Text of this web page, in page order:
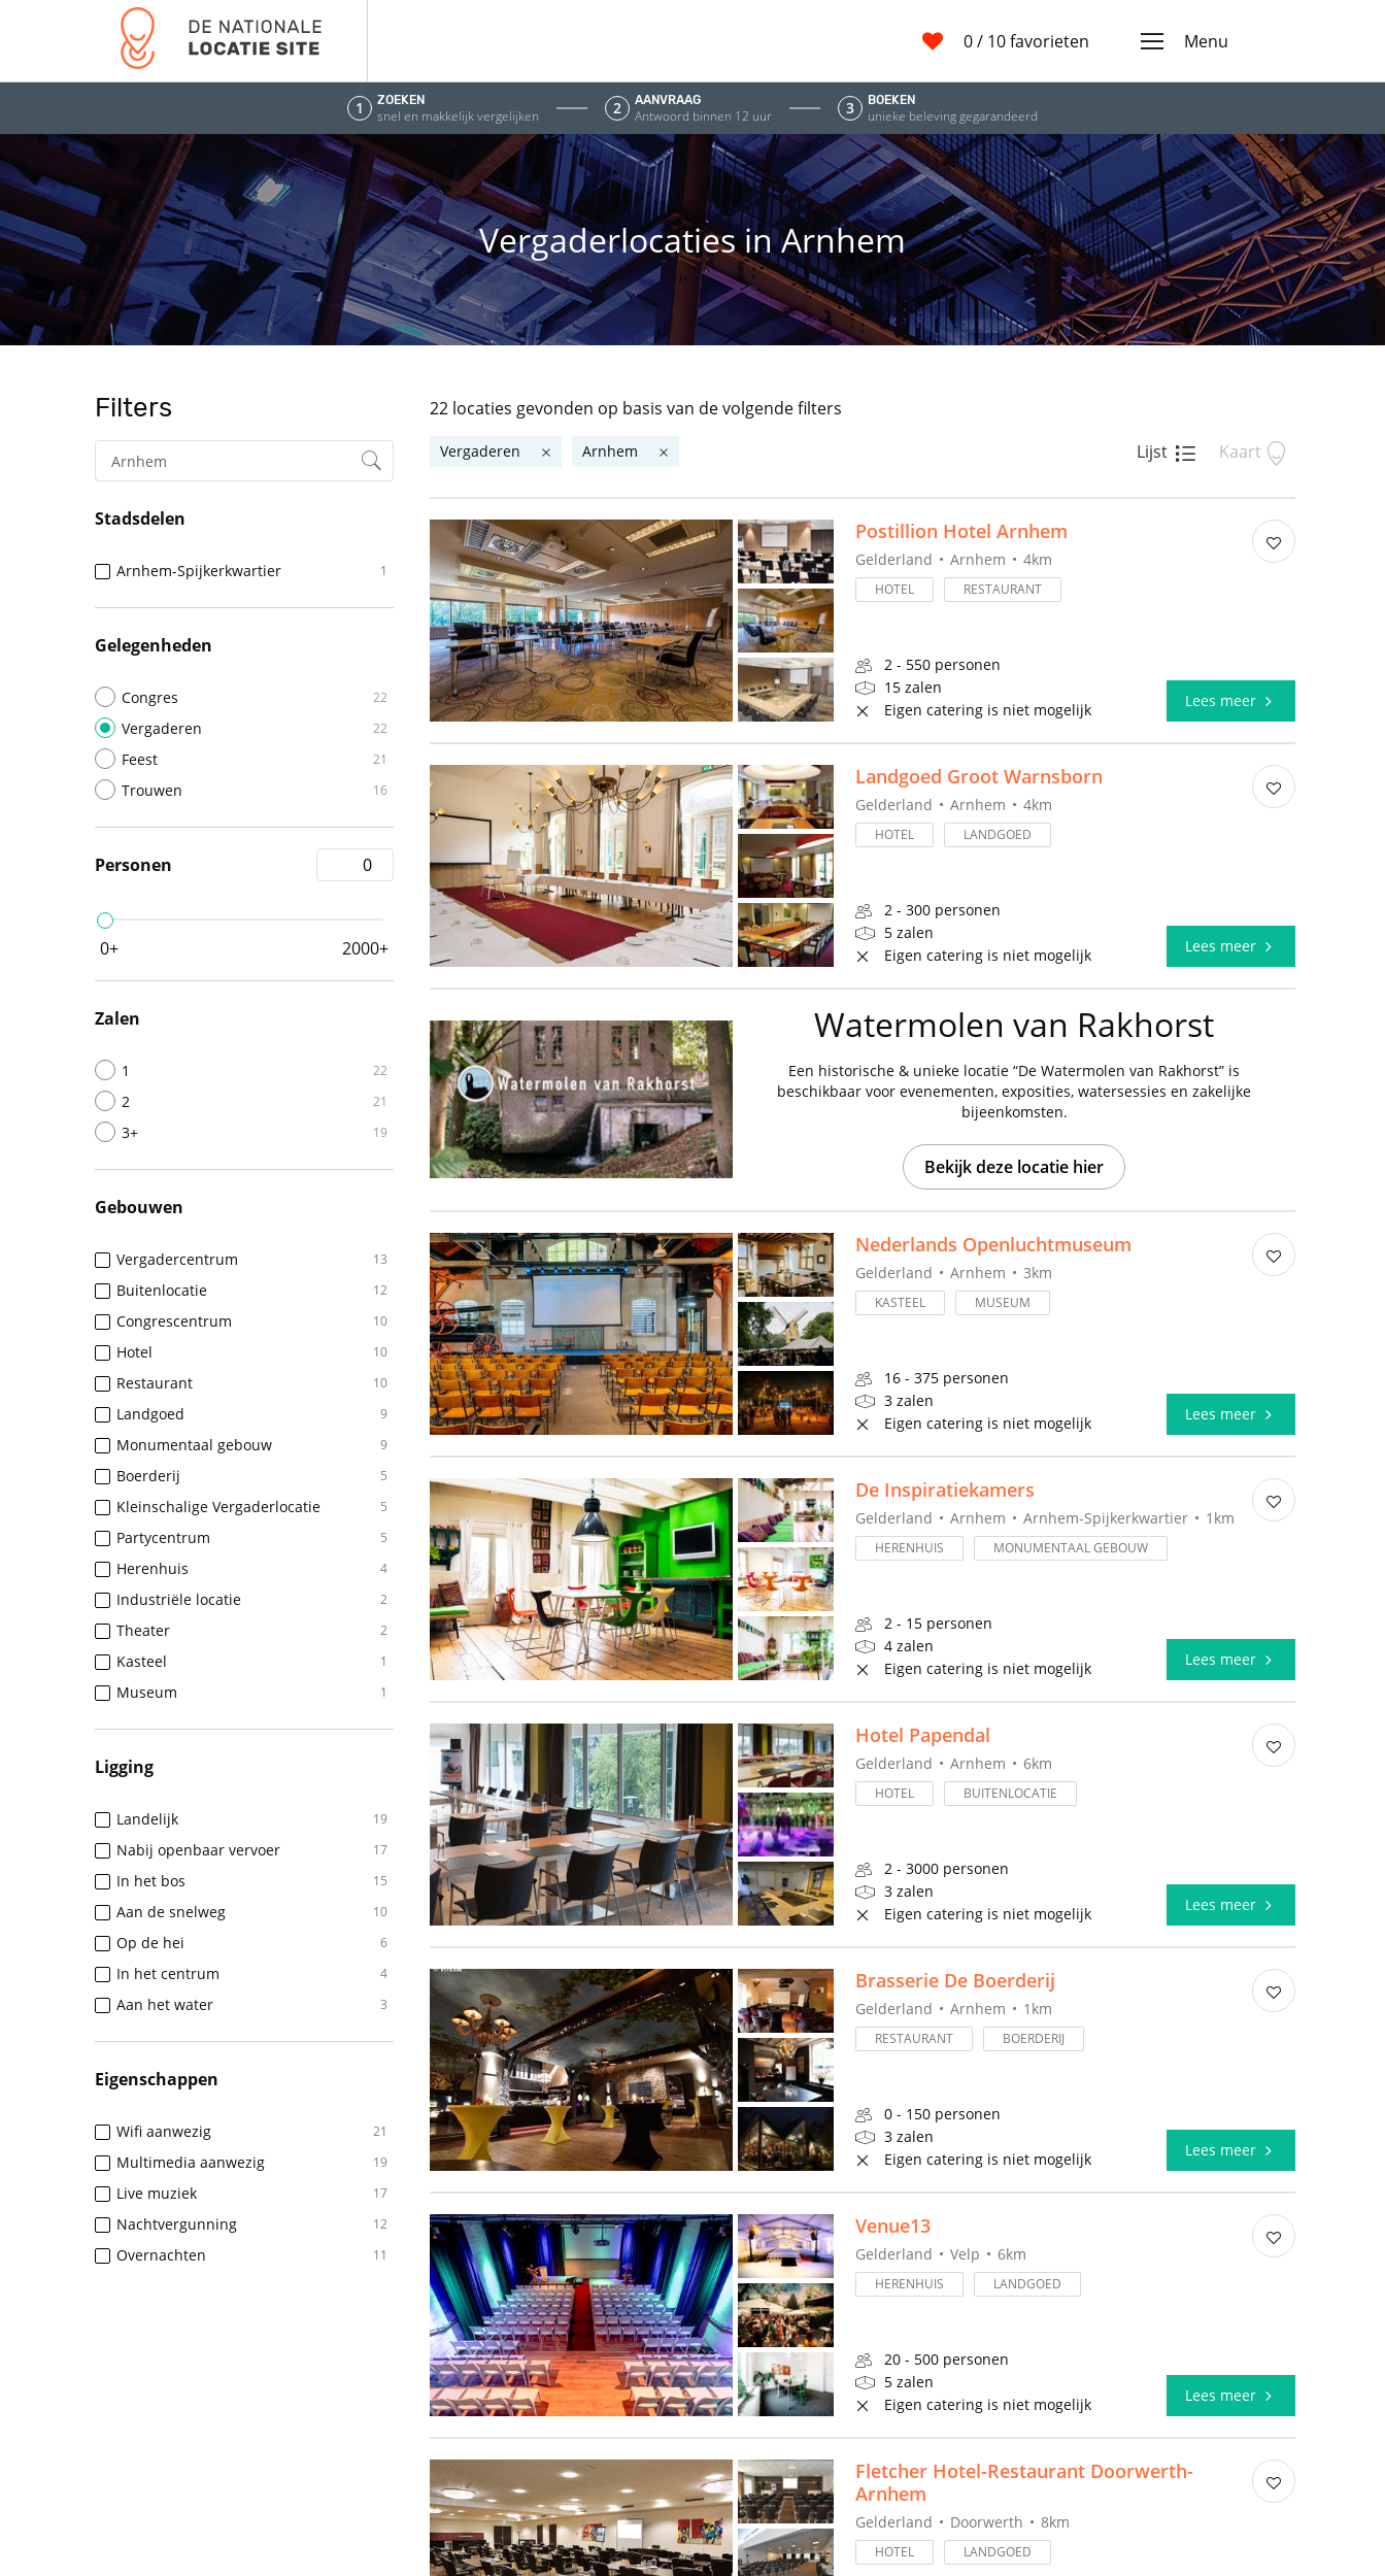
0/ 10 favorieten Menu
1 ZOEKEN
snel en makkelijk vergelijken 2 AANVRAAG
Antwoord binnen 12 uur 3 BOEKEN
unieke beleving gegarandeerd
Vergaderlocaties in Arnhem
Filters
Stadsdelen
Arnhem-Spijkerkwartier 1
Gelegenheden
Congres 22
Vergaderen 22
Feest 21
Trouwen 16
Personen
0+ 2000+
Zalen
1 22
2 21
3+ 19
Gebouwen
Vergadercentrum 13
Buitenlocatie 12
Congrescentrum 10
Hotel 10
Restaurant 10
Landgoed 9
Monumentaal gebouw 9
Boerderij 5
Kleinschalige Vergaderlocatie 5
Partycentrum 5
Herenhuis 4
Industriële locatie 2
Theater 2
Kasteel 1
Museum 1
Ligging
Landelijk 19
Nabij openbaar vervoer 17
In het bos 15
Aan de snelweg 10
Op de hei 6
In het centrum 4
Aan het water 3
Eigenschappen
Wifi aanwezig 21
Multimedia aanwezig 19
Live muziek 17
Nachtvergunning 12
Overnachten 11
22 locaties gevonden op basis van de volgende filters
Vergaderen Arnhem Lijst Kaart
Watermolen van Rakhorst
Een historische & unieke locatie “De Watermolen van Rakhorst” is
beschikbaar voor evenementen, exposities, watersessies en zakelijke
bijeenkomsten.
Bekijk deze locatie hier
Postillion Hotel Arnhem
Gelderland Arnhem 4km
HOTEL RESTAURANT
2 - 550 personen
15 zalen
Eigen catering is niet mogelijk
Lees meer
Landgoed Groot Warnsborn
Gelderland Arnhem 4km
HOTEL LANDGOED
2 - 300 personen
5 zalen
Eigen catering is niet mogelijk
Lees meer
Nederlands Openluchtmuseum
Gelderland Arnhem 3km
KASTEEL MUSEUM
16 - 375 personen
3 zalen
Eigen catering is niet mogelijk
Lees meer
De Inspiratiekamers
Gelderland Arnhem Arnhem-Spijkerkwartier 1km
HERENHUIS MONUMENTAAL GEBOUW
2 - 15 personen
4 zalen
Eigen catering is niet mogelijk
Lees meer
Hotel Papendal
Gelderland Arnhem 6km
HOTEL BUITENLOCATIE
2 - 3000 personen
3 zalen
Eigen catering is niet mogelijk
Lees meer
Brasserie De Boerderij
Gelderland Arnhem 1km
RESTAURANT BOERDERIJ
0 - 150 personen
3 zalen
Eigen catering is niet mogelijk
Lees meer
Venue13
Gelderland Velp 6km
HERENHUIS LANDGOED
20 - 500 personen
5 zalen
Eigen catering is niet mogelijk
Lees meer
Fletcher Hotel-Restaurant Doorwerth-
Arnhem
Gelderland Doorwerth 8km
HOTEL LANDGOED